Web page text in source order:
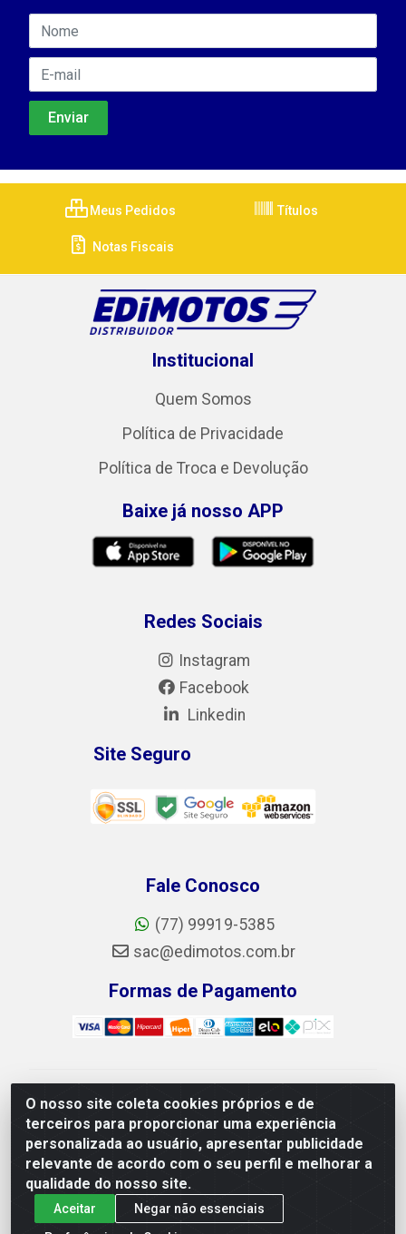
O nosso site coleta cookies próprios e de
terceiros para proporcionar uma experiência
personalizada ao usuário, apresentar publicidade
relevante de acordo com o seu perfil e melhorar a
qualidade do nosso site.
Aceitar
Negar não essenciais
Meus Pedidos Títulos
Notas Fiscais
Institucional
Quem Somos
Política de Privacidade
Política de Troca e Devolução
Baixe já nosso APP
Redes Sociais
Instagram
Facebook
Linkedin
Site Seguro
Fale Conosco
(77) 99919-5385
sac@edimotos.com.br
Formas de Pagamento
Edimotos Edilson Martins do Prado Ferraz LTDA - CNPJ
06.184.828/0001-23 - Rua Libano, 255, L-1,
Jd.guanabara - Felicia, Vitória da Conquista/BA - CEP
45055-225